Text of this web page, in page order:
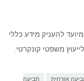
להעניק מידע כללי
משפטי קונקרטי.
אזרחית תביעה